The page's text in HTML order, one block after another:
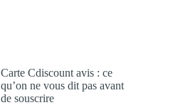
Carte Cdiscount avis : ce
qu’on ne vous dit pas avant
de souscrire